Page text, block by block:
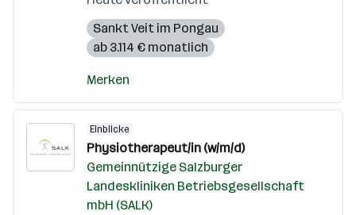
Sankt Veit im Pongau
ab 3.114 € monatlich
Merken
Einblicke
Physiotherapeut/in (w/m/d)
Gemeinnützige Salzburger
Landeskliniken Betriebsgesellschaft
mbH (SALK)